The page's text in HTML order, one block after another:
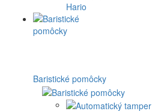
Hario
Baristické pomôcky